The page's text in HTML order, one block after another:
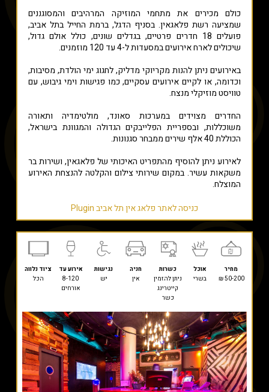
כולם מכירים את מתחמי המוזיקה המרהיבים והמסוגננים
שמציעה רשת פלאגאין. בסניף הדגל, ברמת החייל בתל אביב,
פועלים 18 חדרים פרטיים, בגדלים שונים, כולל אולם גדול,
שיכולים לארח אירועים במסעדות ל-4 עד 120 מוזמנים.
באירועים ניתן להנות מקריוקי מדליק, לחגוג ימי הולדת, מסיבות,
וכדומה, או לקיים אירועים עסקיים, כמו פגישות וימי גיבוש, עם
טוויסט מוזיקלי מנצח.
החדרים מצוידים במערכות סאונד, מולטימדיה ותאורה
משוכללות, ובספריית הפלייבקים הגדולה והמגוונת בישראל,
הכוללת 40 אלף שירים ממבחר סגנונות.
לאירוע ניתן להוסיף מהתפריט האיכותי של פלאגאין, ושירות בר
משקאות עשיר. במקום שירותי צילום והקלטה להנצחת האירוע
המוצלח.
כניסה לאתר פלאג אין תל אביב Plugin
מחיר אוכל כשרות חניה נגישות אירוע עד
ציוד נלווה
50-200 ₪
בשרי
ניתן להזמין
קייטרינג
כשר
אין יש
8-120
אורחים
הכל